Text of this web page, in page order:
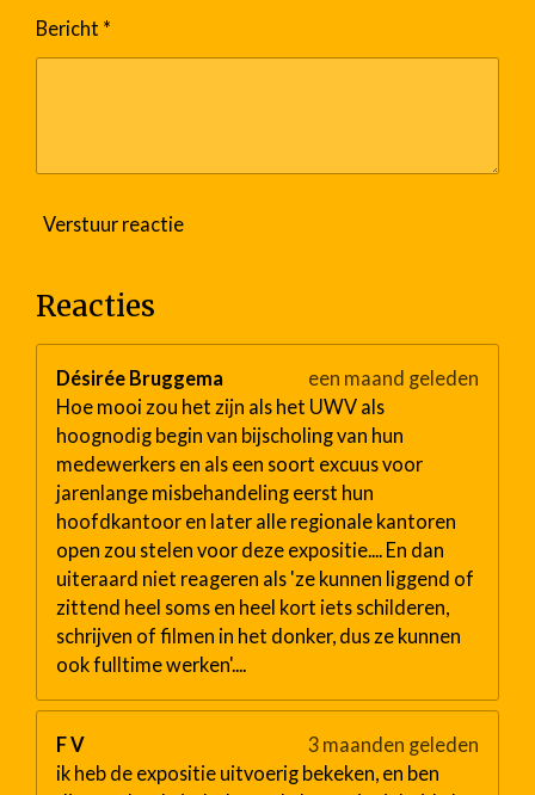
Bericht *
Verstuur reactie
Reacties
Désirée Bruggema
een maand geleden
Hoe mooi zou het zijn als het UWV als
hoognodig begin van bijscholing van hun
medewerkers en als een soort excuus voor
jarenlange misbehandeling eerst hun
hoofdkantoor en later alle regionale kantoren
open zou stelen voor deze expositie.... En dan
uiteraard niet reageren als 'ze kunnen liggend of
zittend heel soms en heel kort iets schilderen,
schrijven of filmen in het donker, dus ze kunnen
ook fulltime werken'....
F V
3 maanden geleden
ik heb de expositie uitvoerig bekeken, en ben